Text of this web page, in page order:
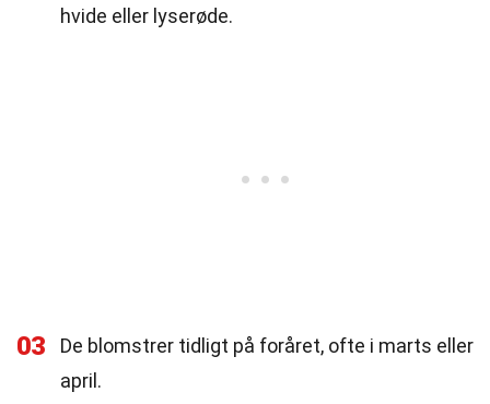
hvide eller lyserøde.
03
De blomstrer tidligt på foråret, ofte i marts eller
april.